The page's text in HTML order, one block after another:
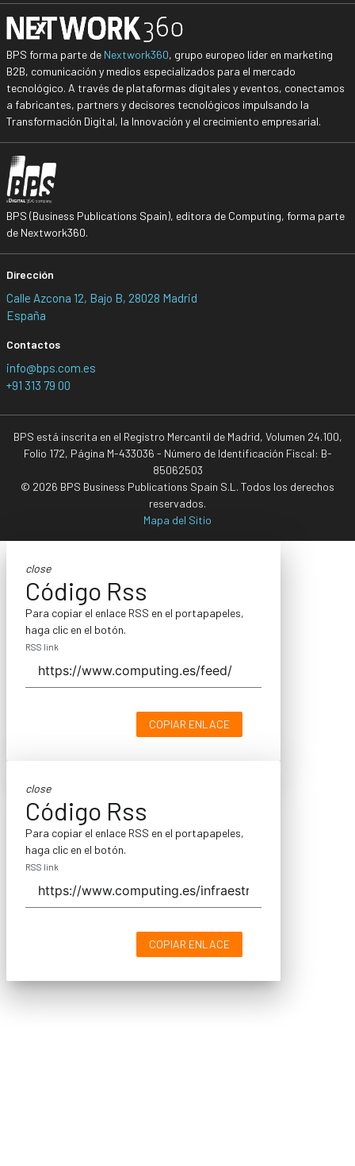
BPS forma parte de Nextwork360, grupo europeo líder en marketing
B2B, comunicación y medios especializados para el mercado
tecnológico. A través de plataformas digitales y eventos, conectamos
a fabricantes, partners y decisores tecnológicos impulsando la
Transformación Digital, la Innovación y el crecimiento empresarial.
BPS (Business Publications Spain), editora de Computing, forma parte
de Nextwork360.
Dirección
Calle Azcona 12, Bajo B, 28028 Madrid
España
Contactos
info@bps.com.es
+91 313 79 00
BPS está inscrita en el Registro Mercantil de Madrid, Volumen 24.100,
Folio 172, Página M-433036 - Número de Identificación Fiscal: B-
85062503
© 2026 BPS Business Publications Spain S.L. Todos los derechos
reservados.
Mapa del Sitio
close
Código Rss
Para copiar el enlace RSS en el portapapeles,
haga clic en el botón.
RSS link
COPIAR ENLACE
close
Código Rss
Para copiar el enlace RSS en el portapapeles,
haga clic en el botón.
RSS link
COPIAR ENLACE